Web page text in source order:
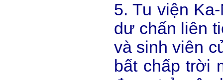
5. Tu viện
dư chấn liên
và sinh viên
bất chấp trời